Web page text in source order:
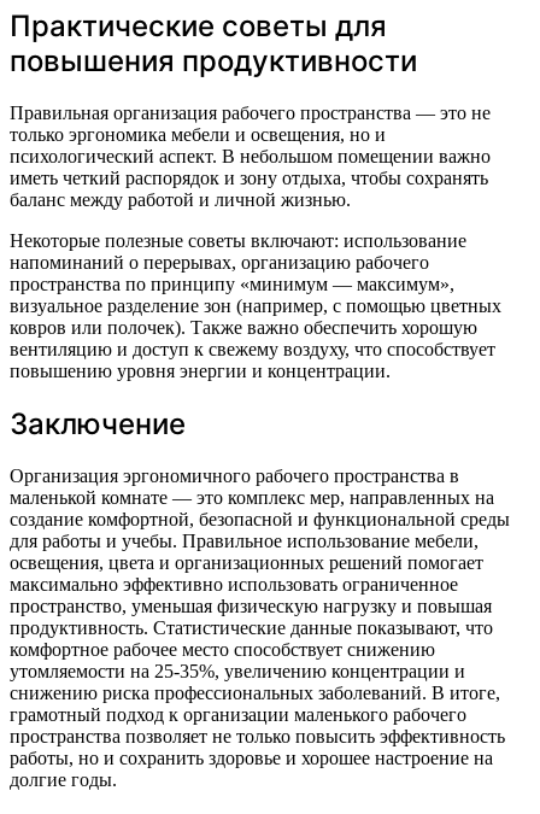
Практические советы для
повышения продуктивности
Правильная организация рабочего пространства — это не
только эргономика мебели и освещения, но и
психологический аспект. В небольшом помещении важно
иметь четкий распорядок и зону отдыха, чтобы сохранять
баланс между работой и личной жизнью.
Некоторые полезные советы включают: использование
напоминаний о перерывах, организацию рабочего
пространства по принципу «минимум — максимум»,
визуальное разделение зон (например, с помощью цветных
ковров или полочек). Также важно обеспечить хорошую
вентиляцию и доступ к свежему воздуху, что способствует
повышению уровня энергии и концентрации.
Заключение
Организация эргономичного рабочего пространства в
маленькой комнате — это комплекс мер, направленных на
создание комфортной, безопасной и функциональной среды
для работы и учебы. Правильное использование мебели,
освещения, цвета и организационных решений помогает
максимально эффективно использовать ограниченное
пространство, уменьшая физическую нагрузку и повышая
продуктивность. Статистические данные показывают, что
комфортное рабочее место способствует снижению
утомляемости на 25-35%, увеличению концентрации и
снижению риска профессиональных заболеваний. В итоге,
грамотный подход к организации маленького рабочего
пространства позволяет не только повысить эффективность
работы, но и сохранить здоровье и хорошее настроение на
долгие годы.